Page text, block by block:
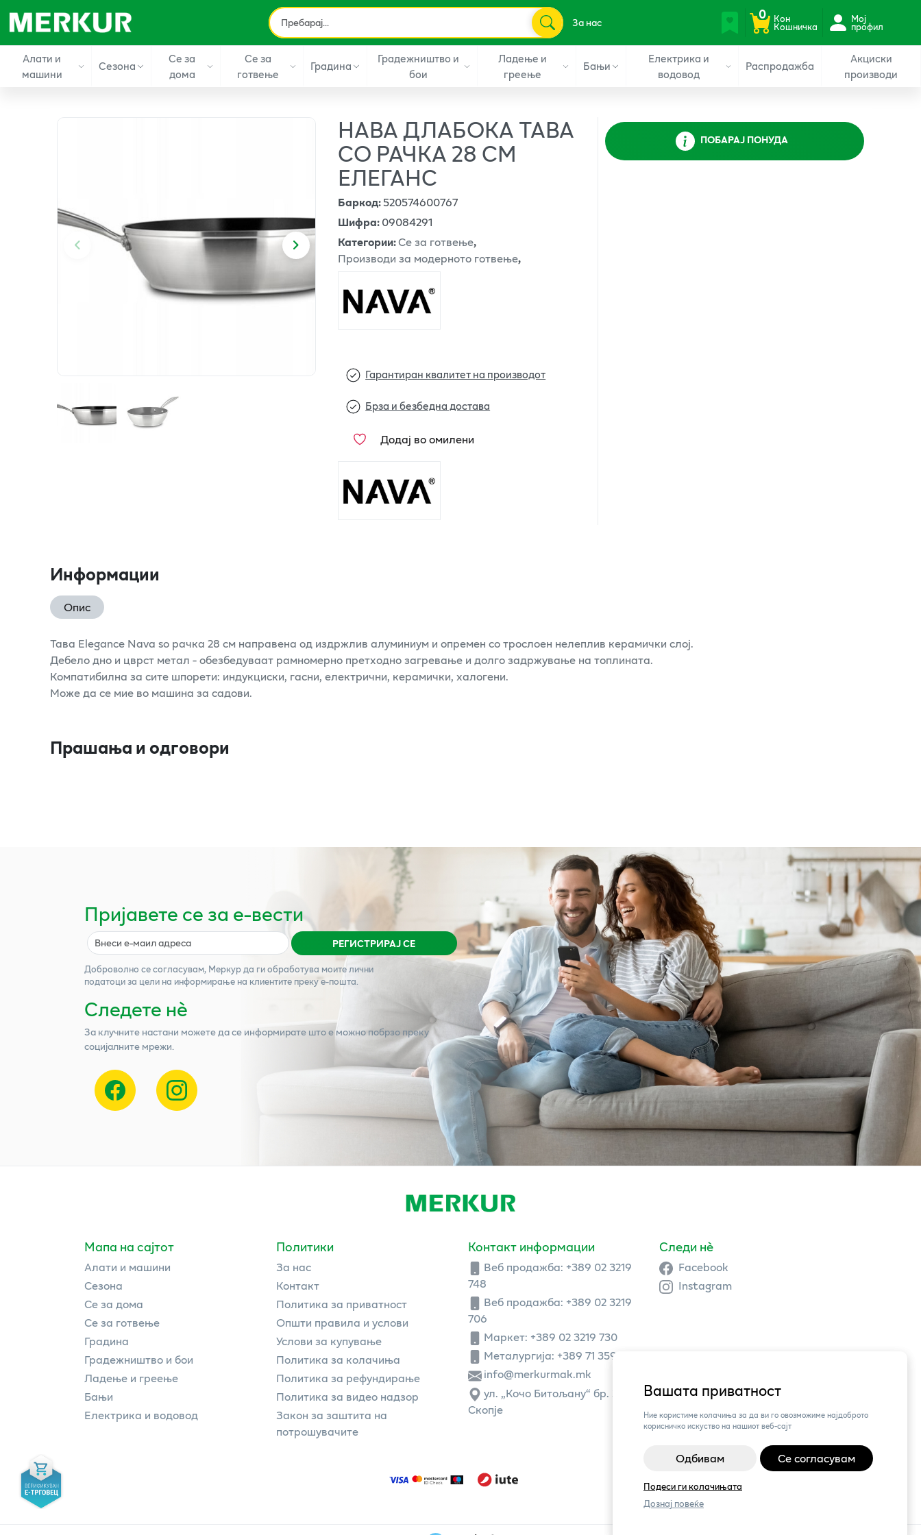
Вашата приватност
Ние користиме колачиња за да ви го овозможиме најдоброто
корисничко искуство на нашиот веб-сајт
Одбивам Се согласувам
Подеси ги колачињата
Дознај повеќе
За нас 0 Кон
Кошничка
Мој
профил
Алати и
машини
Сезона
Се за
дома
Се за
готвење
Градина
Градежништво и
бои
Ладење и
греење
Бањи
Електрика и
водовод
Распродажба
Акциски
производи
НАВА ДЛАБОКА ТАВА
СО РАЧКА 28 СМ
ЕЛЕГАНС
Баркод:520574600767
Шифра:09084291
Категории:Се за готвење,
Производи за модерното готвење,
Гарантиран квалитет на производот
Брза и безбедна достава
Додај во омилени
ПОБАРАЈ ПОНУДА
Информации
Опис
Тава Elegance Nava so рачка 28 см направена од издржлив алуминиум и опремен со трослоен нелеплив керамички слој.
Дебело дно и цврст метал - обезбедуваат рамномерно претходно загревање и долго задржување на топлината.
Компатибилна за сите шпорети: индукциски, гасни, електрични, керамички, халогени.
Може да се мие во машина за садови.
Прашања и одговори
Пријавете се за е-вести
РЕГИСТРИРАЈ СЕ
Доброволно се согласувам, Меркурда ги обработува моите лични
податоци за цели на информирање на клиентите преку е-пошта.
Следете нѐ
За клучните настани можете да се информирате што е можно побрзо преку
социјалните мрежи.
Мапа на сајтот
Алати и машини
Сезона
Се за дома
Се за готвење
Градина
Градежништво и бои
Ладење и греење
Бањи
Електрика и водовод
Политики
За нас
Контакт
Политика за приватност
Општи правила и услови
Услови за купување
Политика за колачиња
Политика за рефундирање
Политика за видео надзор
Закон за заштита на
потрошувачите
Контакт информации
Веб продажба: +389 02 3219
748
Веб продажба: +389 02 3219
706
Маркет: +389 02 3219 730
Металургија: +389 71 359 504
info@merkurmak.mk
ул. „Кочо Битољану“ бр. 3,
Скопје
Следи нè
Facebook
Instagram